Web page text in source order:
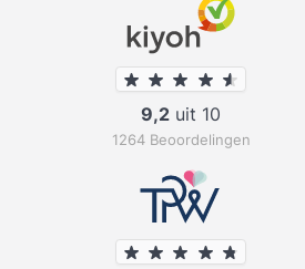
9,2 uit 10
1264 Beoordelingen